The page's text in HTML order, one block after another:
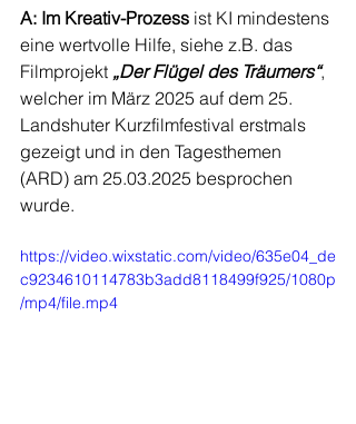
A: Im Kreativ-Prozess ist KI mindestens
eine wertvolle Hilfe, siehe z.B. das
Filmprojekt „Der Flügel des Träumers“,
welcher im März 2025 auf dem 25.
Landshuter Kurzfilmfestival erstmals
gezeigt und in den Tagesthemen
(ARD) am 25.03.2025 besprochen
wurde.
https://video.wixstatic.com/video/635e04_de
c9234610114783b3add8118499f925/1080p
/mp4/file.mp4